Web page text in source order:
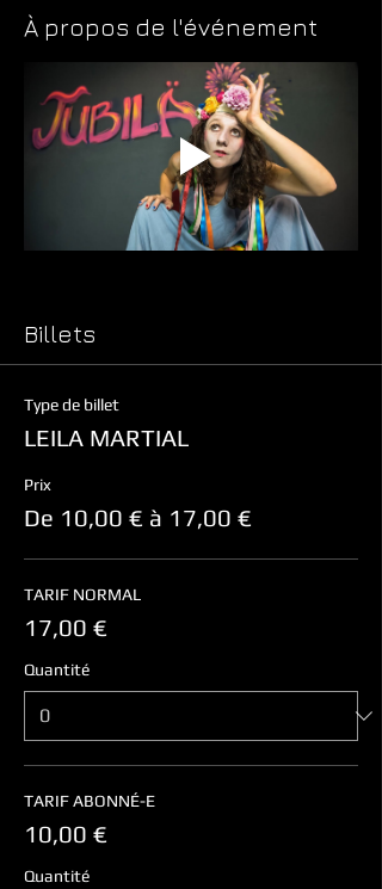
À propos de l'événement
Billets
Type de billet
LEILA MARTIAL
Prix
De 10,00 € à 17,00 €
TARIF NORMAL
17,00 €
Quantité
TARIF ABONNÉ-E
10,00 €
Quantité